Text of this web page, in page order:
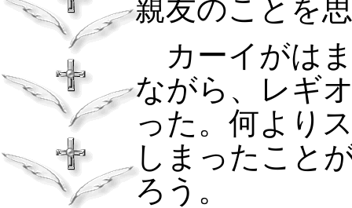
親友のことを
カーイがは
ながら、レギ
った。何より
しまったこと
ろう。